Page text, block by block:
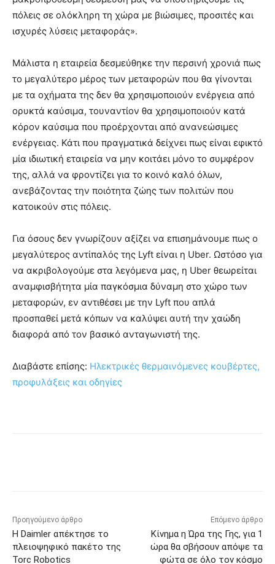
πόλεις σε ολόκληρη τη χώρα με βιώσιμες, προσιτές και
ισχυρές λύσεις μεταφοράς».
Μάλιστα η εταιρεία δεσμεύθηκε την περσινή χρονιά πως
το μεγαλύτερο μέρος των μεταφορών που θα γίνονται
με τα οχήματα της δεν θα χρησιμοποιούν ενέργεια από
ορυκτά καύσιμα, τουναντίον θα χρησιμοποιούν κατά
κόρον καύσιμα που προέρχονται από ανανεώσιμες
ενέργειας. Κάτι που πραγματικά δείχνει πως είναι εφικτό
μία ιδιωτική εταιρεία να μην κοιτάει μόνο το συμφέρον
της, αλλά να φροντίζει για το κοινό καλό όλων,
ανεβάζοντας την ποιότητα ζώης των πολιτών που
κατοικούν στις πόλεις.
Για όσους δεν γνωρίζουν αξίζει να επισημάνουμε πως ο
μεγαλύτερος αντίπαλός της Lyft είναι η Uber. Ωστόσο για
να ακριβολογούμε στα λεγόμενα μας, η Uber θεωρείται
αναμφισβήτητα μία παγκόσμια δύναμη στο χώρο των
μεταφορών, εν αντιθέσει με την Lyft που απλά
προσπαθεί μετά κόπων να καλύψει αυτή την χαώδη
διαφορά από τον βασικό ανταγωνιστή της.
Διαβάστε επίσης: Ηλεκτρικές θερμαινόμενες κουβέρτες,
προφυλάξεις και οδηγίες
Προηγούμενο άρθρο
Η Daimler απέκτησε το
πλειοψηφικό πακέτο της
Torc Robotics
Επόμενο άρθρο
Κίνημα η Ώρα της Γης, για 1
ώρα θα σβήσουν απόψε τα
φώτα σε όλο τον κόσμο